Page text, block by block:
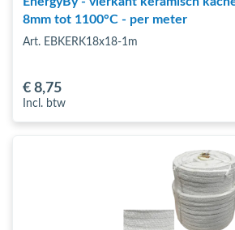
8mm tot 1100°C - per meter
Art. EBKERK18x18-1m
€ 8,75
Incl. btw